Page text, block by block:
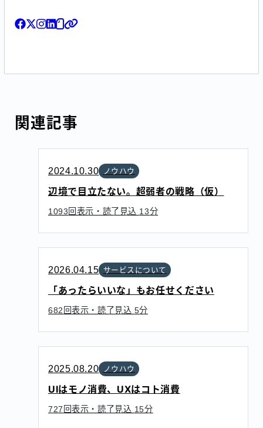
関連記事
2024.10.30 ノウハウ
辺境で目立たない。超弱者の戦略（仮）
1093回表示・読了見込 13分
2026.04.15 サービスについて
「あったらいいな」もお任せください
682 回表示・読了見込 5分
2025.08.20 ノウハウ
UIはモノ消費、UXはコト消費
727 回表示・読了見込 15分